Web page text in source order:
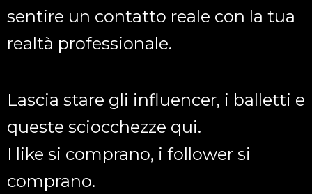
sentire un contatto reale con la tua
realtà professionale.
Lascia stare gli influencer, i balletti e
queste sciocchezze qui.
I like si comprano, i follower si
comprano.